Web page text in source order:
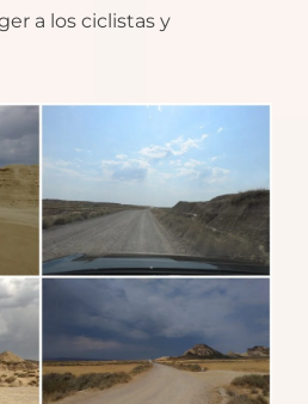
a los ciclistas y